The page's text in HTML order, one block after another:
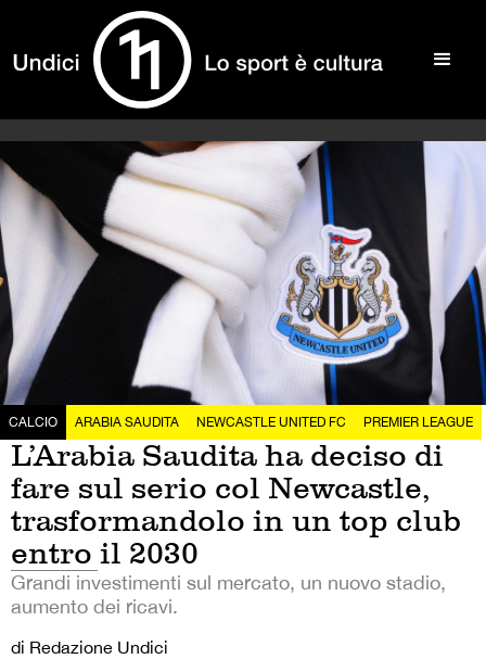
CALCIO ARABIA SAUDITA NEWCASTLE UNITED FC PREMIER LEAGUE
L’Arabia Saudita ha deciso di
fare sul serio col Newcastle,
trasformandolo in un top club
entro il 2030
Grandi investimenti sul mercato, un nuovo stadio,
aumento dei ricavi.
di Redazione Undici